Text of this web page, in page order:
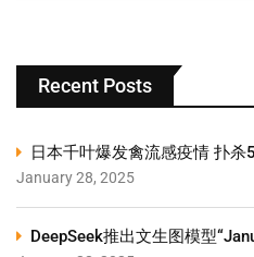
Recent Posts
日本千叶爆发禽流感疫情 扑杀
January 28, 2025
DeepSeek推出文生图模型